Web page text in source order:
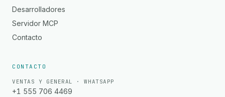
Desarrolladores
Servidor MCP
Contacto
CONTACTO
VENTAS Y GENERAL · WHATSAPP
+1 555 706 4469